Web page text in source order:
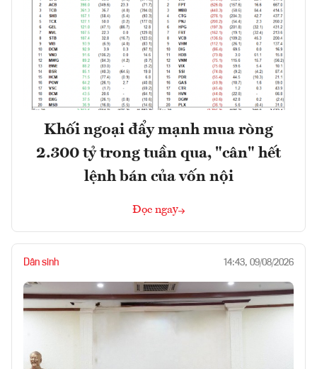
Khối ngoại đẩy mạnh mua ròng
2.300 tỷ trong tuần qua, "cân" hết
lệnh bán của vốn nội
Đọc ngay
Dân sinh 14:43, 09/08/2026